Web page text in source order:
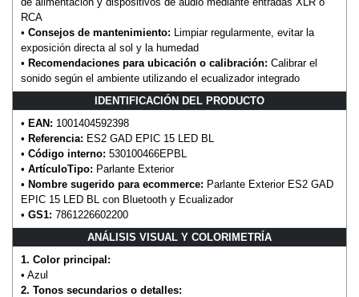
RCA
• Consejos de mantenimiento: Limpiar regularmente, evitar la
exposición directa al sol y la humedad
• Recomendaciones para ubicación o calibración: Calibrar el
sonido según el ambiente utilizando el ecualizador integrado
IDENTIFICACIÓN DEL PRODUCTO
• EAN: 1001404592398
• Referencia: ES2 GAD EPIC 15 LED BL
• Código interno: 530100466EPBL
• ArtículoTipo: Parlante Exterior
• Nombre sugerido para ecommerce: Parlante Exterior ES2 GAD
EPIC 15 LED BL con Bluetooth y Ecualizador
• GS1: 7861226602200
ANÁLISIS VISUAL Y COLORIMETRÍA
1. Color principal:
• Azul
2. Tonos secundarios o detalles: